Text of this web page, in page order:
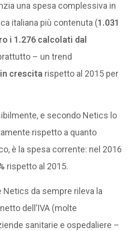
una spesa complessiva in
italiana più contenuta (1.031
i 1.276 calcolati dal
– un trend
crescita rispetto al 2015 per
e secondo Netics lo
rispetto a quanto
è la spesa corrente: nel 2016
rispetto al 2015.
Netics da sempre rileva la
dell’IVA (molte
sanitarie e ospedaliere –